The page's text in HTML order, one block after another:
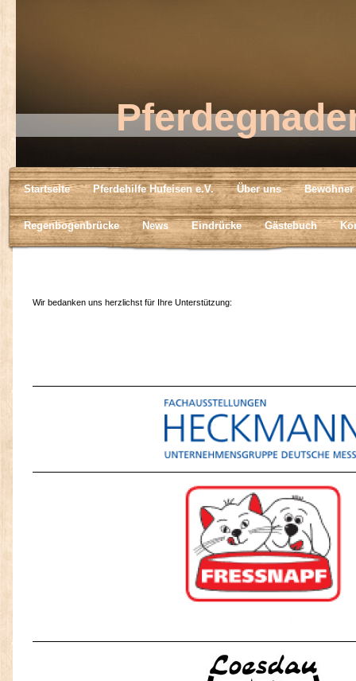
Startseite Pferdehilfe Hufeisen e.V. Über uns Bewohner
Regenbogenbrücke News Eindrücke Gästebuch
Wir bedanken uns herzlichst für Ihre Unterstützung: